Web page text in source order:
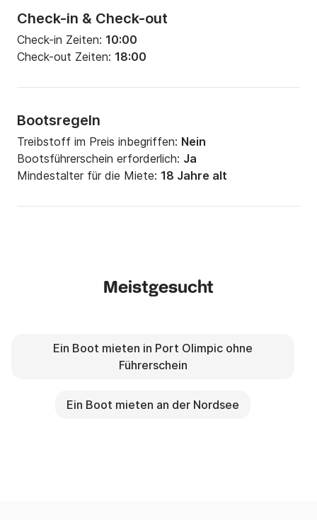
Check-in & Check-out
Check-in Zeiten: 10:00
Check-out Zeiten: 18:00
Bootsregeln
Treibstoff im Preis inbegriffen: Nein
Bootsführerschein erforderlich: Ja
Mindestalter für die Miete: 18 Jahre alt
Meistgesucht
Ein Boot mieten in Port Olimpic ohne
Führerschein
Ein Boot mieten an der Nordsee